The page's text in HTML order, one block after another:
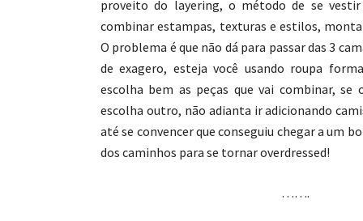
proveito do layering, o método de se
combinar estampas, texturas e estilos,
O problema é que não dá para passar das 3
de exagero, esteja você usando roupa
escolha bem as peças que vai combinar, se
escolha outro, não adianta ir adicionando
até se convencer que conseguiu chegar a um
dos caminhos para se tornar overdressed!
…….